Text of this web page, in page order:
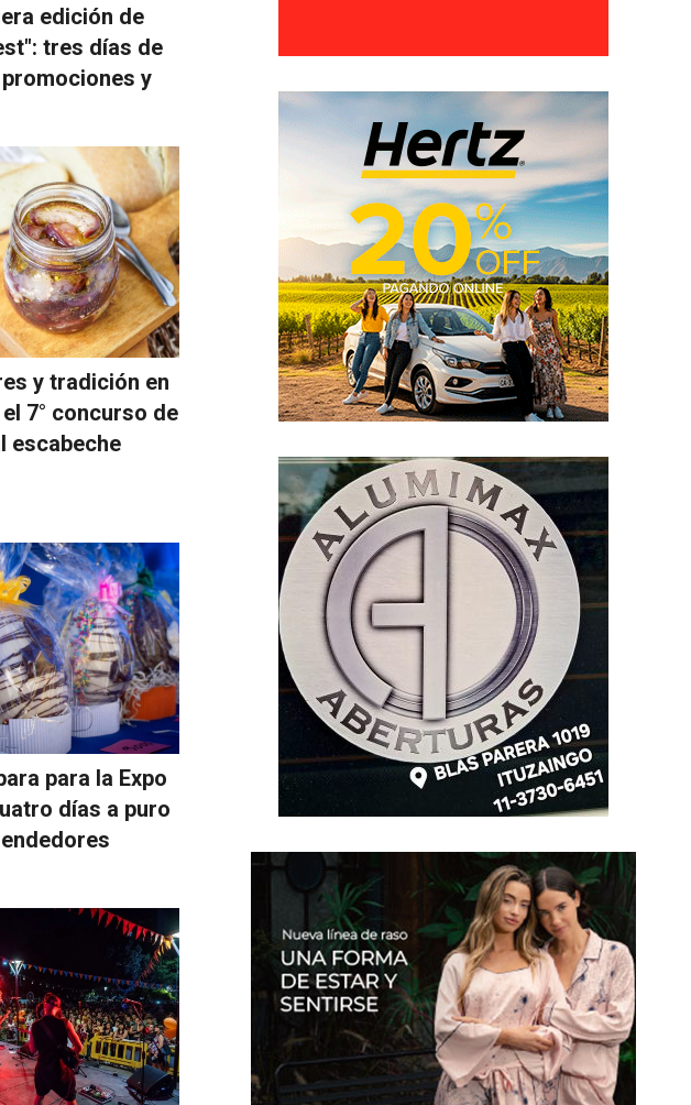
edición de
tres días de
y
y tradición en
7° concurso de
escabeche
para la Expo
días a puro